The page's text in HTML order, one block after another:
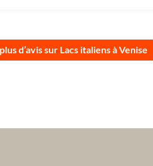
d’avis sur Lacs italiens à Venise